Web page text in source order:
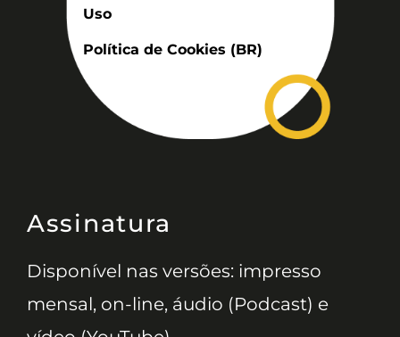
Uso
Política de Cookies (BR)
Assinatura
Disponível nas versões: impresso
mensal, on-line, áudio (Podcast) e